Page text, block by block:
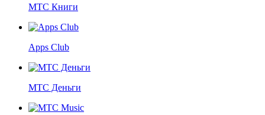
МТС Книги
Apps Club
МТС Деньги